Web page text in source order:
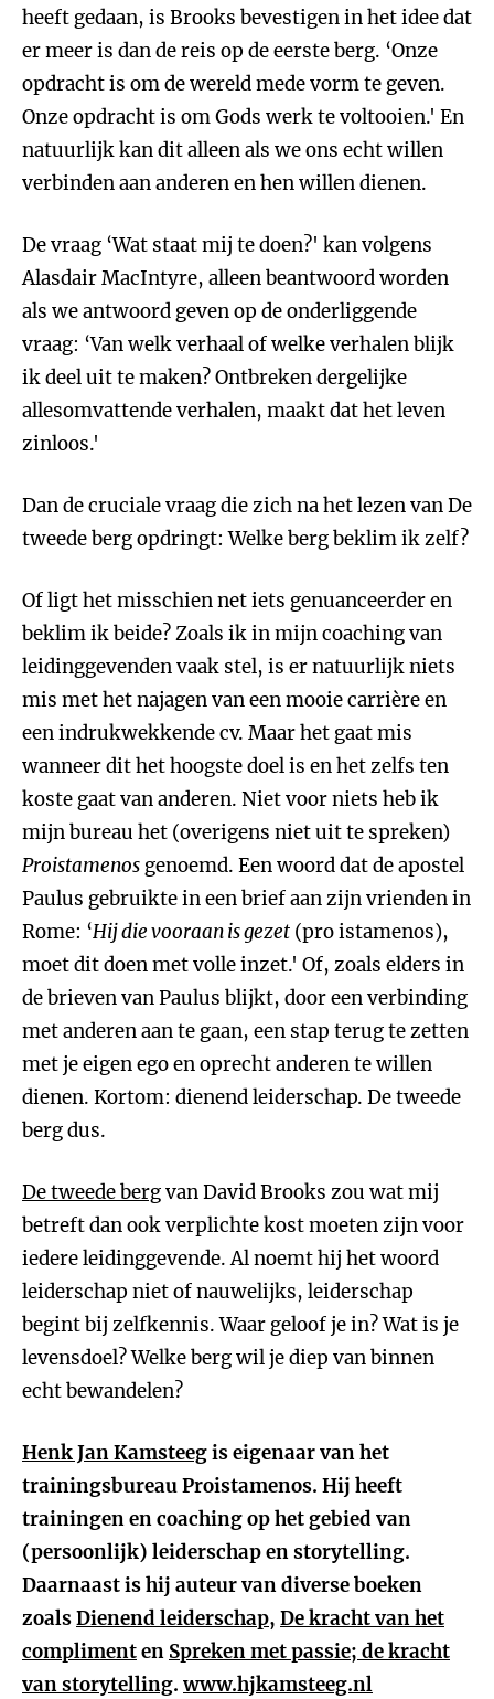
heeft gedaan, is Brooks bevestigen in het idee dat
er meer is dan de reis op de eerste berg. ‘Onze
opdracht is om de wereld mede vorm te geven.
Onze opdracht is om Gods werk te voltooien.' En
natuurlijk kan dit alleen als we ons echt willen
verbinden aan anderen en hen willen dienen.
De vraag ‘Wat staat mij te doen?' kan volgens
Alasdair MacIntyre, alleen beantwoord worden
als we antwoord geven op de onderliggende
vraag: ‘Van welk verhaal of welke verhalen blijk
ik deel uit te maken? Ontbreken dergelijke
allesomvattende verhalen, maakt dat het leven
zinloos.'
Dan de cruciale vraag die zich na het lezen van De
tweede berg opdringt: Welke berg beklim ik zelf?
Of ligt het misschien net iets genuanceerder en
beklim ik beide? Zoals ik in mijn coaching van
leidinggevenden vaak stel, is er natuurlijk niets
mis met het najagen van een mooie carrière en
een indrukwekkende cv. Maar het gaat mis
wanneer dit het hoogste doel is en het zelfs ten
koste gaat van anderen. Niet voor niets heb ik
mijn bureau het (overigens niet uit te spreken)
Proistamenos genoemd. Een woord dat de apostel
Paulus gebruikte in een brief aan zijn vrienden in
Rome: ‘Hij die vooraan is gezet (pro istamenos),
moet dit doen met volle inzet.' Of, zoals elders in
de brieven van Paulus blijkt, door een verbinding
met anderen aan te gaan, een stap terug te zetten
met je eigen ego en oprecht anderen te willen
dienen. Kortom: dienend leiderschap. De tweede
berg dus.
De tweede bergvan David Brooks zou wat mij
betreft dan ook verplichte kost moeten zijn voor
iedere leidinggevende. Al noemt hij het woord
leiderschap niet of nauwelijks, leiderschap
begint bij zelfkennis. Waar geloof je in? Wat is je
levensdoel? Welke berg wil je diep van binnen
echt bewandelen?
Henk Jan Kamsteegis eigenaar van het
trainingsbureau Proistamenos. Hij heeft
trainingen en coaching op het gebied van
(persoonlijk) leiderschap en storytelling.
Daarnaast is hij auteur van diverse boeken
zoalsDienend leiderschap, De kracht van het
complimenten Spreken met passie; de kracht
van storytelling. www.hjkamsteeg.nl